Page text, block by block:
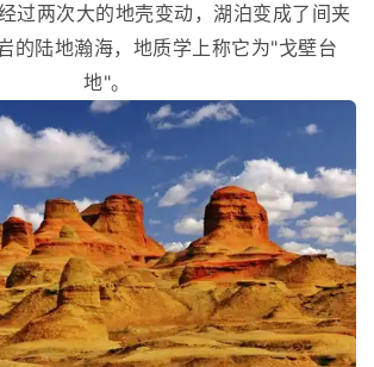
过两次大的地壳变动，湖泊变成了间夹
的陆地瀚海，地质学上称它为"戈壁台
地"。